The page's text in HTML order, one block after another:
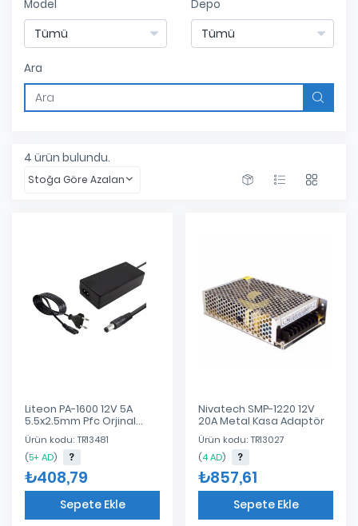
Model Depo
Ara
4 ürün bulundu.
Stoğa Göre Azalan
Liteon PA-1600 12V 5A
5.5x2.5mm Pfc Orjinal
Plastik Kasa Adaptör
Ürün kodu: TR13481
(5+ AD)
₺408,79
Sepete Ekle
Nivatech SMP-1220 12V
20A Metal Kasa Adaptör
Ürün kodu: TR13027
(4 AD)
₺857,61
Sepete Ekle